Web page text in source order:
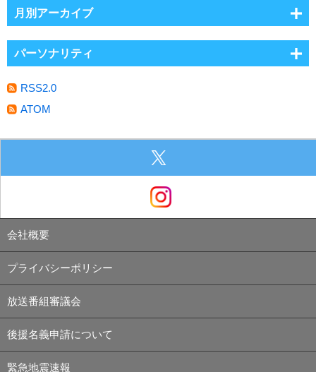
月別アーカイブ
パーソナリティ
RSS2.0
ATOM
会社概要
プライバシーポリシー
放送番組審議会
後援名義申請について
緊急地震速報